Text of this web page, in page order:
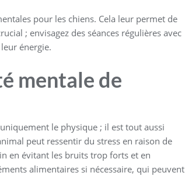
pour les chiens. Cela leur permet de
; envisagez des séances régulières avec
énergie.
mentale de
le physique ; il est tout aussi
peut ressentir du stress en raison de
en évitant les bruits trop forts et en
alimentaires si nécessaire, qui peuvent